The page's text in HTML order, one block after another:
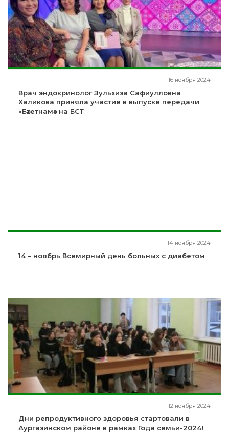
16 ноября 2024
Врач эндокринолог Зульхиза Сафиулловна
Халикова приняла участие в выпуске передачи
«Бәхетнамә» на БСТ
14 ноября 2024
14 – ноябрь Всемирный день больных с диабетом
12 ноября 2024
Дни репродуктивного здоровья стартовали в
Аургазинском районе в рамках Года семьи-2024!